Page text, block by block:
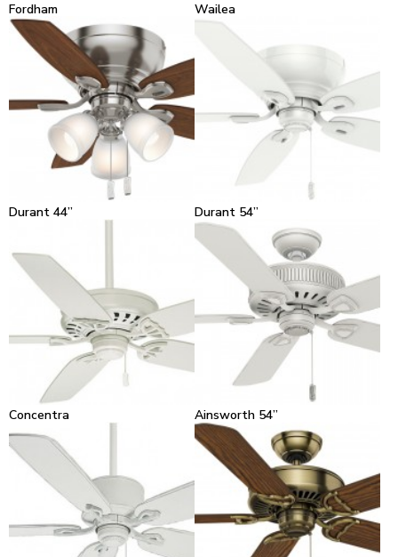
Fordham Wailea
Durant 44” Durant 54”
Concentra Ainsworth 54”